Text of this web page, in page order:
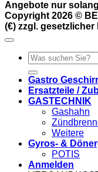
Angebote nur
Copyright 2026 ©
(€) zzgl. gesetzlicher
Suchen
nach:
Gastro
Ersatzteile /
GASTECHNIK
Gashahn
Weitere
Gyros- &
POTIS
Anmelden